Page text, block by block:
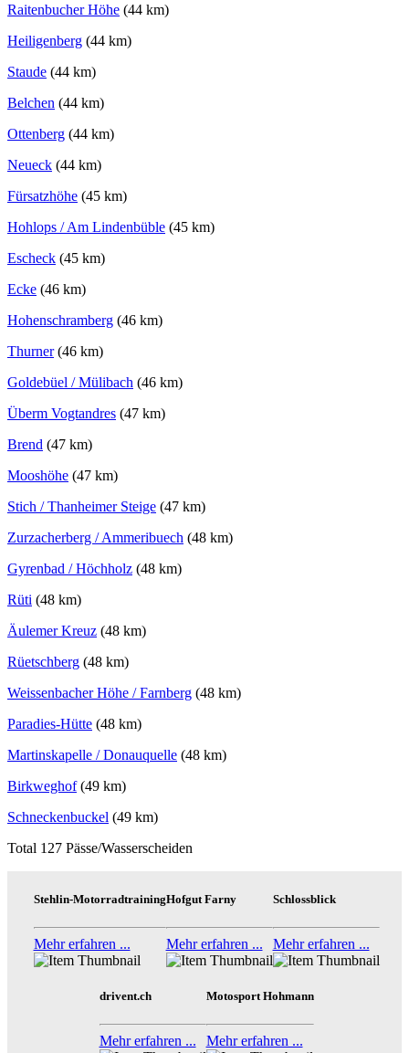
Raitenbucher Höhe (44 km)
Heiligenberg (44 km)
Staude (44 km)
Belchen (44 km)
Ottenberg (44 km)
Neueck (44 km)
Fürsatzhöhe (45 km)
Hohlops / Am Lindenbüble (45 km)
Escheck (45 km)
Ecke (46 km)
Hohenschramberg (46 km)
Thurner(46 km)
Goldebüel / Mülibach (46 km)
Überm Vogtandres (47 km)
Brend (47 km)
Mooshöhe (47 km)
Stich / Thanheimer Steige (47 km)
Zurzacherberg / Ammeribuech (48 km)
Gyrenbad / Höchholz (48 km)
Rüti (48 km)
Äulemer Kreuz (48 km)
Rüetschberg (48 km)
Weissenbacher Höhe / Farnberg (48 km)
Paradies-Hütte (48 km)
Martinskapelle / Donauquelle (48 km)
Birkweghof(49 km)
Schneckenbuckel (49 km)
Total 127 Pässe/Wasserscheiden
Stehlin-Motorradtraining
Mehr erfahren ...
Hofgut Farny
Mehr erfahren ...
Schlossblick
Mehr erfahren ...
drivent.ch
Mehr erfahren ...
Motosport Hohmann
Mehr erfahren ...